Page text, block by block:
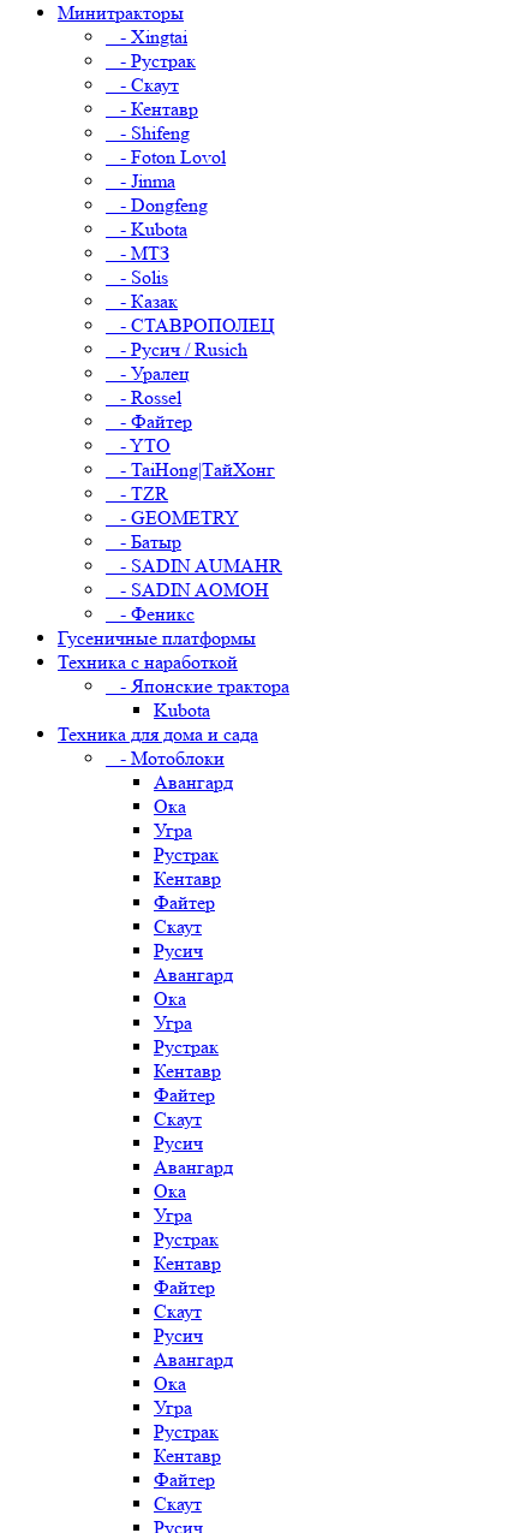
Минитракторы
- Xingtai
- Рустрак
- Скаут
- Кентавр
- Shifeng
- Foton Lovol
- Jinma
- Dongfeng
- Kubota
- МТЗ
- Solis
- Казак
- СТАВРОПОЛЕЦ
- Русич / Rusich
- Уралец
- Rossel
- Файтер
- YTO
- TaiHong|ТайХонг
- TZR
- GEOMETRY
- Батыр
- SADIN AUMAHR
- SADIN AOMOH
- Феникс
Гусеничные платформы
Техника с наработкой
- Японские трактора
Kubota
Техника для дома и сада
- Мотоблоки
Авангард
Ока
Угра
Рустрак
Кентавр
Файтер
Скаут
Русич
Авангард
Ока
Угра
Рустрак
Кентавр
Файтер
Скаут
Русич
Авангард
Ока
Угра
Рустрак
Кентавр
Файтер
Скаут
Русич
Авангард
Ока
Угра
Рустрак
Кентавр
Файтер
Скаут
Русич